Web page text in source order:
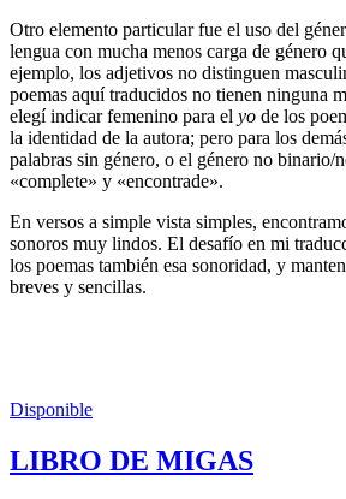
Otro elemento particular fue el uso del
lengua con mucha menos carga de género
ejemplo, los adjetivos no distinguen
poemas aquí traducidos no tienen ninguna
elegí indicar femenino para el yo de los
la identidad de la autora; pero para los
palabras sin género, o el género no binario/
«complete» y «encontrade».
En versos a simple vista simples,
sonoros muy lindos. El desafío en mi
los poemas también esa sonoridad, y
breves y sencillas.
Disponible
LIBRO DE MIGAS